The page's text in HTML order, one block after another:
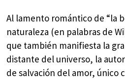
Al lamento romántico de “la
naturaleza (en palabras de
que también manifiesta la
distante del universo, la
de salvación del amor, único